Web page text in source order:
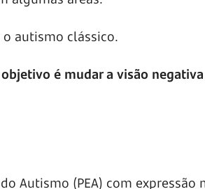
autismo clássico.
é mudar a visão
Autismo (PEA) com expressão